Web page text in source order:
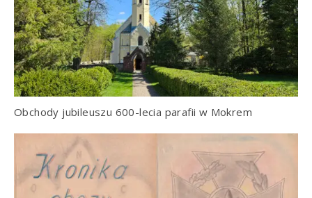
Obchody jubileuszu 600-lecia parafii w Mokrem